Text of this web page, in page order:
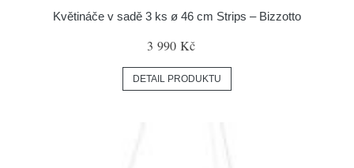
Květináče v sadě 3 ks ø 46 cm Strips – Bizzotto
3 990 Kč
DETAIL PRODUKTU